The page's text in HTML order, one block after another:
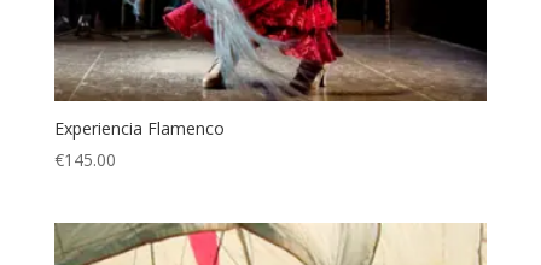
Experiencia Flamenco
€145.00